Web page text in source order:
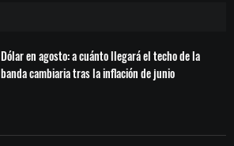
Dólar en agosto: a cuánto llegará el techo de la
banda cambiaria tras la inflación de junio